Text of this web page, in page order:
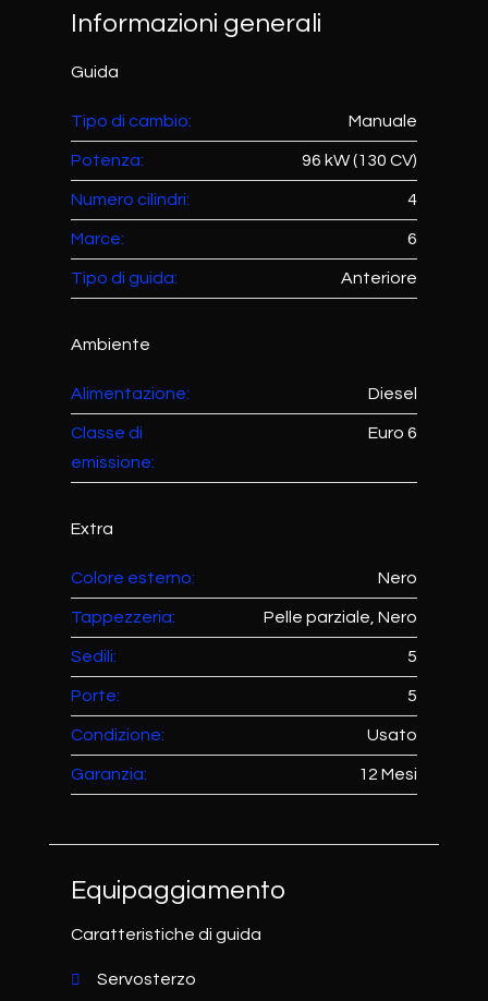
Informazioni generali
Guida
Tipo di cambio: Manuale
Potenza: 96 kW (130 CV)
Numero cilindri: 4
Marce: 6
Tipo di guida: Anteriore
Ambiente
Alimentazione: Diesel
Classe di
emissione:
Euro 6
Extra
Colore esterno: Nero
Tappezzeria: Pelle parziale, Nero
Sedili: 5
Porte: 5
Condizione: Usato
Garanzia: 12 Mesi
Equipaggiamento
Caratteristiche di guida
Servosterzo